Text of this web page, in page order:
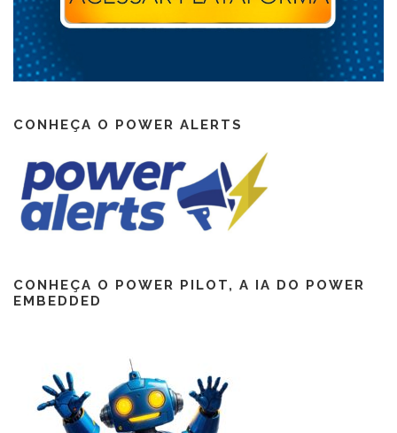
CONHEÇA O POWER ALERTS
CONHEÇA O POWER PILOT, A IA DO POWER
EMBEDDED